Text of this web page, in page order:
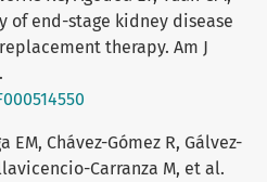
of end-stage kidney disease
therapy. Am J
EM, Chávez-Gómez R, Gálvez-
Carranza M, et al.